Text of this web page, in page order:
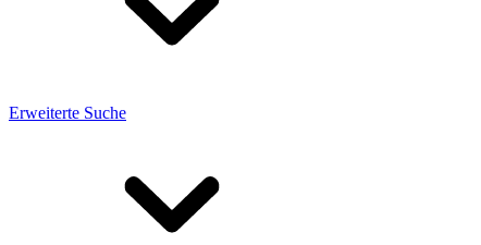
Erweiterte Suche